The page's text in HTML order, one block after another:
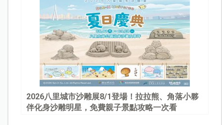
2026八里城市沙雕展8/1登場！拉拉熊、角落小夥
伴化身沙雕明星，免費親子景點攻略一次看